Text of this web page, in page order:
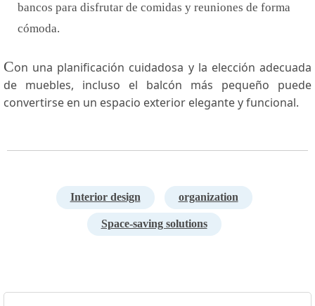
bancos para disfrutar de comidas y reuniones de forma
cómoda.
Con una planificación​ cuidadosa y la elección adecuada
de ⁢muebles, incluso el balcón más pequeño puede
convertirse en un ⁤espacio exterior ‌elegante y funcional.
Interior design organization
Space-saving solutions